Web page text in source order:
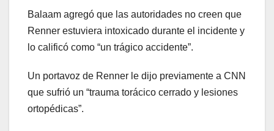
Balaam agregó que las autoridades no creen que
Renner estuviera intoxicado durante el incidente y
lo calificó como “un trágico accidente”.
Un portavoz de Renner le dijo previamente a CNN
que sufrió un “trauma torácico cerrado y lesiones
ortopédicas”.